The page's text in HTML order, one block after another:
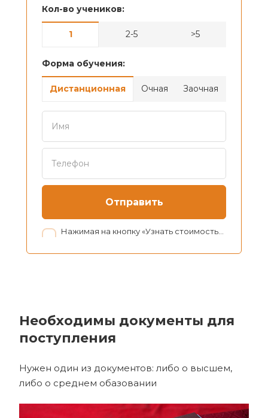
Кол-во учеников:
1 2-5 >5
Форма обучения:
Дистанционная Очная Заочная
Отправить
Нажимая на кнопку «Узнать стоимость», я даю согласие на обработку персональных данных в соответствии с нашей
Необходимы документы для
поступления
Нужен один из документов: либо о высшем,
либо о среднем обазовании